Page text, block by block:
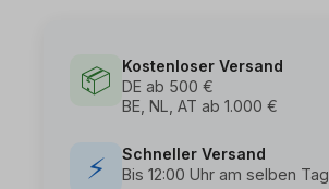
📦
Kostenloser Versand
DE ab 500 €
BE, NL, AT ab 1.000 €
⚡
Schneller Versand
Bis 12:00 Uhr am selben Tag